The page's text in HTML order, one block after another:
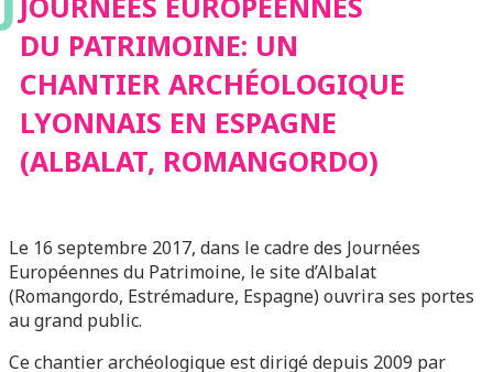
ARCHÉOLOGIQUE
LYONNAIS EN
ROMANGORDO)
DU PATRIMOINE: UN
CHANTIER ARCHÉOLOGIQUE
LYONNAIS EN ESPAGNE
(ALBALAT, ROMANGORDO)
Le 16 septembre 2017, dans le cadre des Journées
Européennes du Patrimoine, le site d’Albalat
(Romangordo, Estrémadure, Espagne) ouvrira ses portes
au grand public.
Ce chantier archéologique est dirigé depuis 2009 par